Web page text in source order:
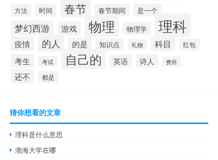
方法
时间 春节 春节期间 是一个
梦幻西游 游戏 物理 物理学 理科
疫情 的人 的是 知识点 礼物 科目 红包
考生 考试 自己的 英语 诗人 费用
还不 都是
猜你想看的文章
理科是什么意思
渤海大学在哪